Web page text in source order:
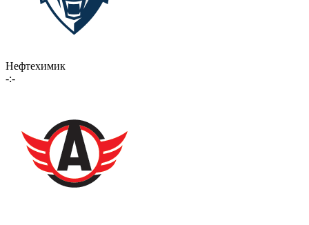
Нефтехимик
-:-